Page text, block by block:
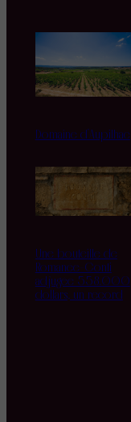
Domaine d’Aupilhac
Une bouteille de
Romanée-Conti
adjugée 558.000
dollars, un record